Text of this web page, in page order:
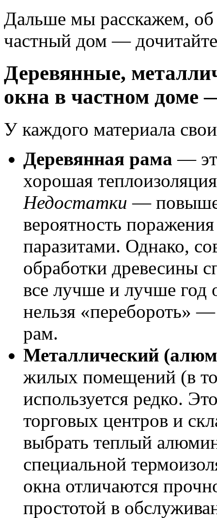
Дальше мы расскажем, об
частный дом —
Деревянные,
окна в частном доме
У каждого материала
Деревянная рама —
хорошая
Недостатки —
вероятность
паразитами. Однако,
обработки древесины
все лучше и лучше год
нельзя «перебороть»
рам.
Металлический
жилых помещений (в
используется редко.
торговых центров и
выбрать теплый
специальной
окна отличаются
простотой в